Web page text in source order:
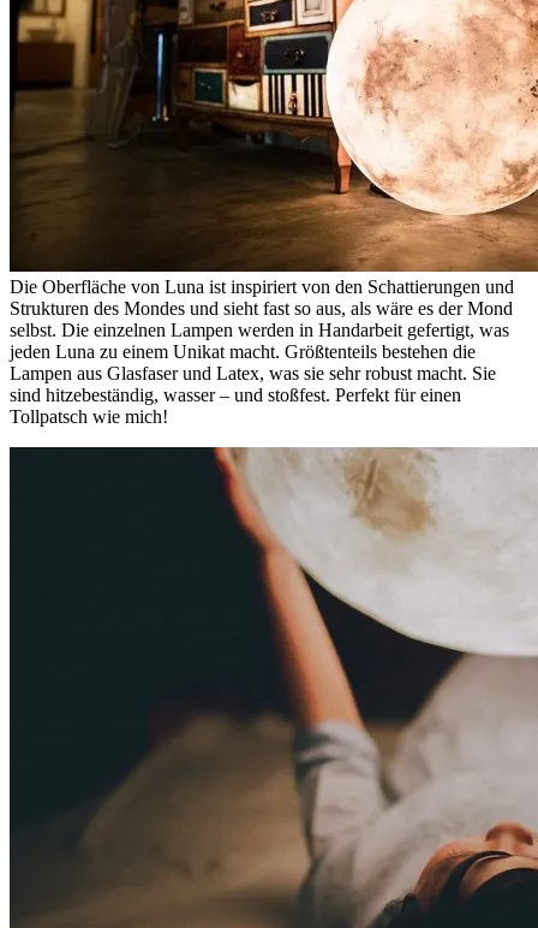
Die Oberfläche von Luna ist inspiriert von den Schattierungen und
Strukturen des Mondes und sieht fast so aus, als wäre es der Mond
selbst. Die einzelnen Lampen werden in Handarbeit gefertigt, was
jeden Luna zu einem Unikat macht. Größtenteils bestehen die
Lampen aus Glasfaser und Latex, was sie sehr robust macht. Sie
sind hitzebeständig, wasser – und stoßfest. Perfekt für einen
Tollpatsch wie mich!